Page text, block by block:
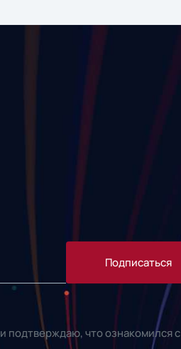
Подписаться
и подтверждаю, что ознакомился с